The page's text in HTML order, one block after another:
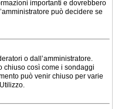
importanti e dovrebbero
può decidere se
o dall’amministratore.
chiuso così come i sondaggi
può venir chiuso per varie